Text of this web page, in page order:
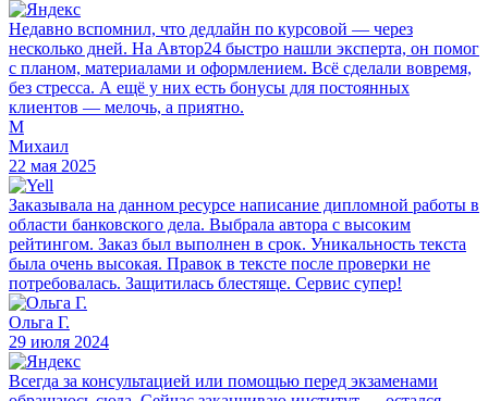
Недавно вспомнил, что дедлайн по курсовой — через
несколько дней. На Автор24 быстро нашли эксперта, он помог
с планом, материалами и оформлением. Всё сделали вовремя,
без стресса. А ещё у них есть бонусы для постоянных
клиентов — мелочь, а приятно.
М
Михаил
22 мая 2025
Заказывала на данном ресурсе написание дипломной работы в
области банковского дела. Выбрала автора с высоким
рейтингом. Заказ был выполнен в срок. Уникальность текста
была очень высокая. Правок в тексте после проверки не
потребовалась. Защитилась блестяще. Сервис супер!
Ольга Г.
29 июля 2024
Всегда за консультацией или помощью перед экзаменами